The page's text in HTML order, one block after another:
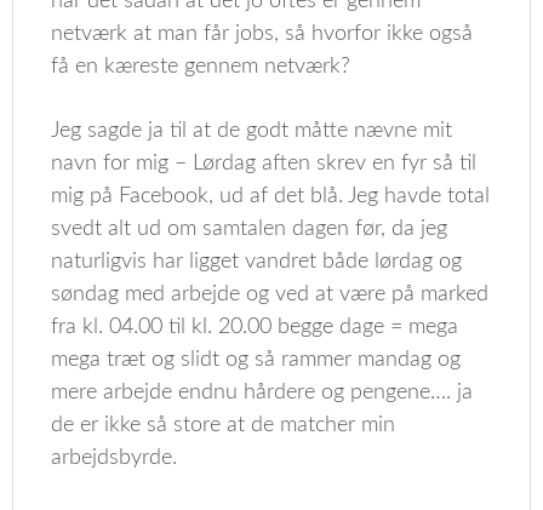
netværk at man får jobs, så hvorfor ikke også
få en kæreste gennem netværk?
Jeg sagde ja til at de godt måtte nævne mit
navn for mig – Lørdag aften skrev en fyr så til
mig på Facebook, ud af det blå. Jeg havde total
svedt alt ud om samtalen dagen før, da jeg
naturligvis har ligget vandret både lørdag og
søndag med arbejde og ved at være på marked
fra kl. 04.00 til kl. 20.00 begge dage = mega
mega træt og slidt og så rammer mandag og
mere arbejde endnu hårdere og pengene…. ja
de er ikke så store at de matcher min
arbejdsbyrde.